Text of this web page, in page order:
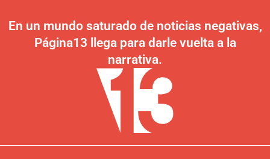
En un mundo saturado de noticias negativas,
Página13 llega para darle vuelta a la
narrativa.